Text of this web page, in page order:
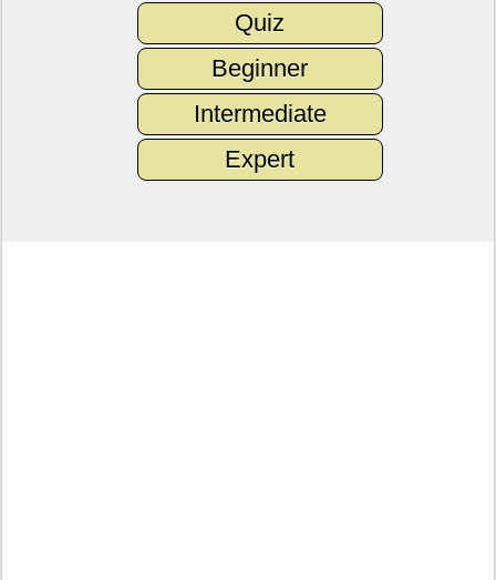
Quiz
Beginner
Intermediate
Expert